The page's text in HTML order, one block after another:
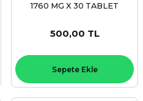
1760 MG X 30 TABLET
500,00 TL
Sepete Ekle